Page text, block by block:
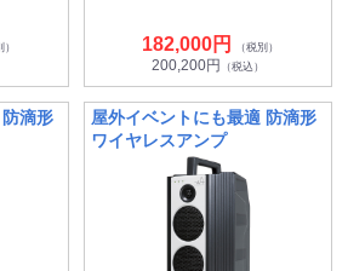
182,000円 （税別）
200,200円 （税込）
滴形
屋外イベントにも最適 防滴形
ワイヤレスアンプ